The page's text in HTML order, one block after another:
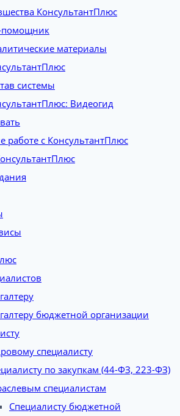
КонсультантПлюс
материалы
системы
Видеогид
работе с КонсультантПлюс
бюджетной организации
специалисту
по закупкам (44-ФЗ, 223-ФЗ)
специалистам
Специалисту бюджетной